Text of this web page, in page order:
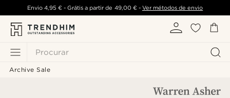
Procurar
Envio 4,95 €- Grátis a partir de 49,00 €- Ver métodos de envio
Archive Sale